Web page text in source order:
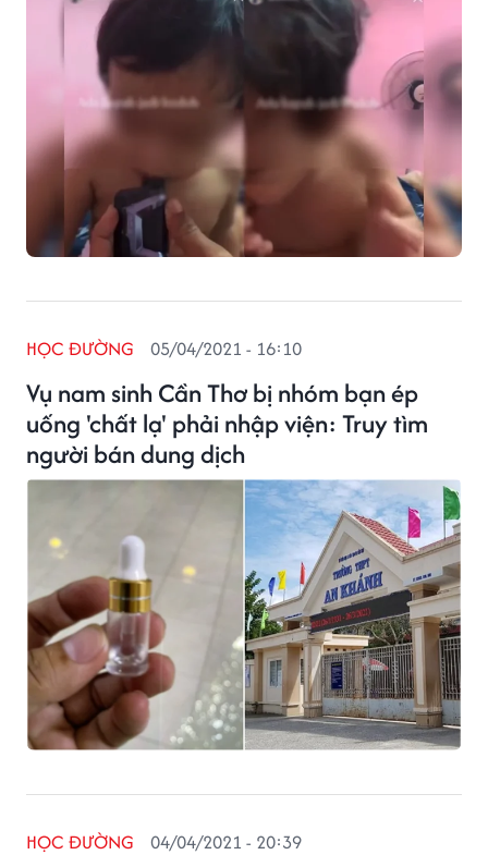
Vụ nam sinh Cần Thơ bị nhóm bạn ép
uống 'chất lạ' phải nhập viện: Truy tìm
người bán dung dịch
HỌC ĐƯỜNG 05/04/2021 - 16:10
HỌC ĐƯỜNG 04/04/2021 - 20:39